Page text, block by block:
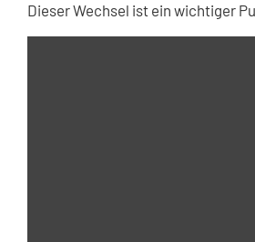
Dieser Wechsel ist ein wichtiger